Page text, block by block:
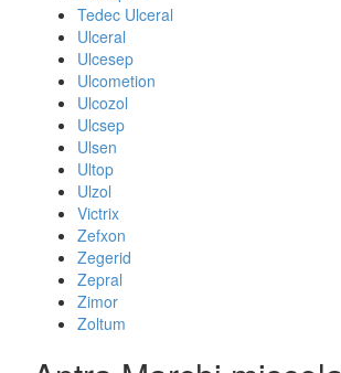
Tedec Ulceral
Ulceral
Ulcesep
Ulcometion
Ulcozol
Ulcsep
Ulsen
Ultop
Ulzol
Victrix
Zefxon
Zegerid
Zepral
Zimor
Zoltum